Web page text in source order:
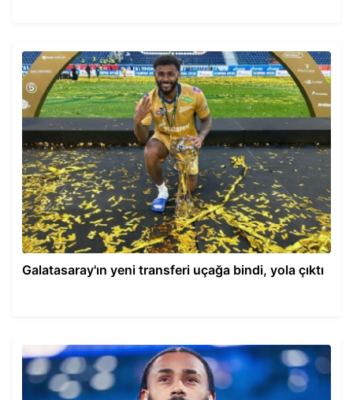
Galatasaray'ın yeni transferi uçağa bindi, yola çıktı